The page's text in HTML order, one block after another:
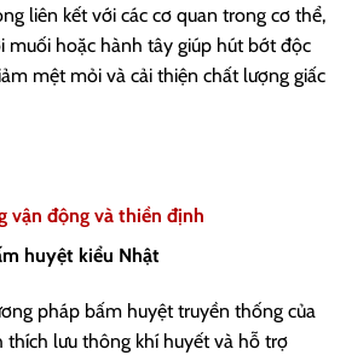
liên kết với các cơ quan trong cơ thể,
muối hoặc hành tây giúp hút bớt độc
mệt mỏi và cải thiện chất lượng giấc
vận động và thiền định
huyệt kiểu Nhật
pháp bấm huyệt truyền thống của
thích lưu thông khí huyết và hỗ trợ